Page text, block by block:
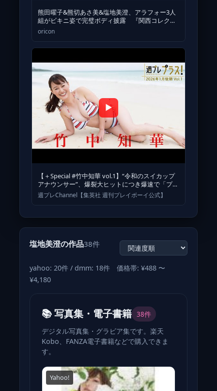
熊田曜子&熊切あさ美&塩地美澄、アラフォー3人
組がビキニ姿で完璧ボディ披露 『関西コレクシ
ョン2022
oricon
▶
【＋Special #竹中知華 vol.1】“令和のスイカップ
アナウンサー”、爆裂大ヒットにつき爆速で「プラ
ス！」初登場
週プレChannel【集英社 週刊プレイボーイ公式】
塩地美澄の作品38件
yahoo: 20件 / dmm: 18件 価格帯: ¥488 〜
¥4,180
📚 写真集・電子書籍 38件
デジタル写真集・グラビア集です。楽天
Kobo、FANZA電子書籍などで購入できま
す。
Yahoo!